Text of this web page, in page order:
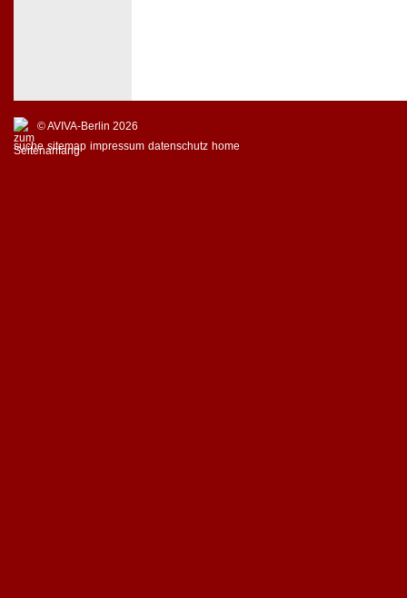
© AVIVA-Berlin 2026
suche sitemap impressum datenschutz home